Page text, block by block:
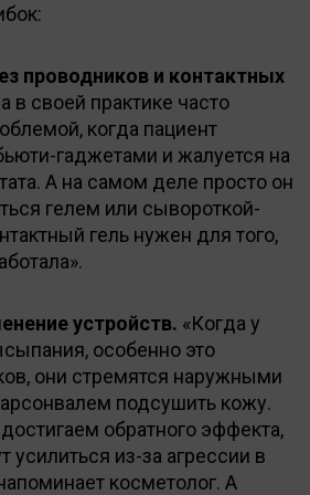
проводников и контактных
в своей практике часто
когда пациент
гаджетами и жалуется на
А на самом деле просто он
гелем или сывороткой-
гель нужен для того,
устройств. «Когда у
особенно это
они стремятся наружными
подсушить кожу.
обратного эффекта,
усилиться из-за агрессии в
косметолог. А